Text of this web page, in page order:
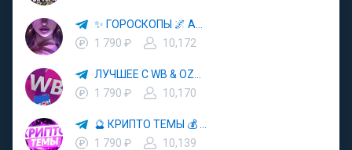
1 790 ₽
10,172
1 790 ₽
10,170
1 790 ₽
10,139